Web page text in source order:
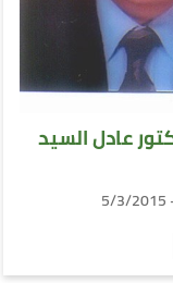
عادل السيد